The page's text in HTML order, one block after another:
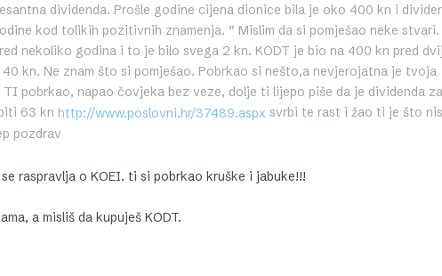
dividenda. Prošle godine cijena dionice bila je oko 400 kn i
kod tolikih pozitivnih znamenja. ” Mislim da si pomješao neke stvari.
nekoliko godina i to je bilo svega 2 kn. KODT je bio na 400 kn pred
kn. Ne znam što si pomješao. Pobrkao si nešto,a nevjerojatna je tvoja
TI pobrkao, napao čovjeka bez veze, dolje ti lijepo piše da je dividenda za
63 kn http://www.poslovni.hr/37489.aspx svrbi te rast i žao ti je što
pozdrav
raspravlja o KOEI. ti si pobrkao kruške i jabuke!!!
a misliš da kupuješ KODT.